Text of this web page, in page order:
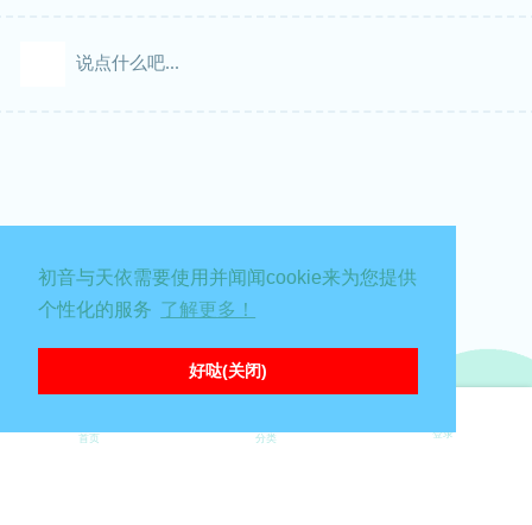
初音与天依需要使用并闻闻cookie来为您提供
个性化的服务 了解更多！
好哒(关闭)
说点什么吧...
首页 分类 登录